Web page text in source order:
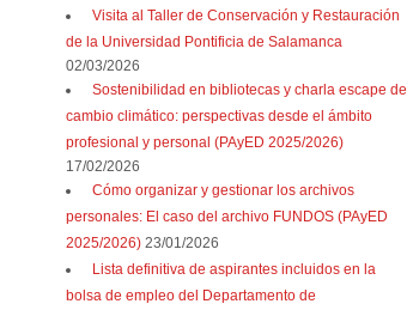
Visita al Taller de Conservación y Restauración
de la Universidad Pontificia de Salamanca
02/03/2026
Sostenibilidad en bibliotecas y charla escape de
cambio climático: perspectivas desde el ámbito
profesional y personal (PAyED 2025/2026)
17/02/2026
Cómo organizar y gestionar los archivos
personales: El caso del archivo FUNDOS (PAyED
2025/2026) 23/01/2026
Lista definitiva de aspirantes incluidos en la
bolsa de empleo del Departamento de